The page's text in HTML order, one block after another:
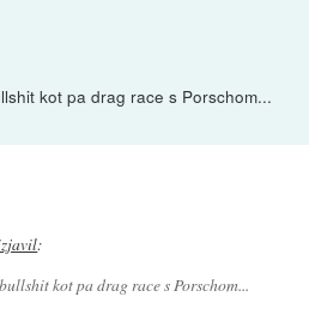
kot pa drag race s Porschom...
:
kot pa drag race s Porschom...